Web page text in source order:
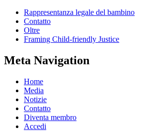
Rappresentanza legale del bambino
Contatto
Oltre
Framing Child-friendly Justice
Meta Navigation
Home
Media
Notizie
Contatto
Diventa membro
Accedi